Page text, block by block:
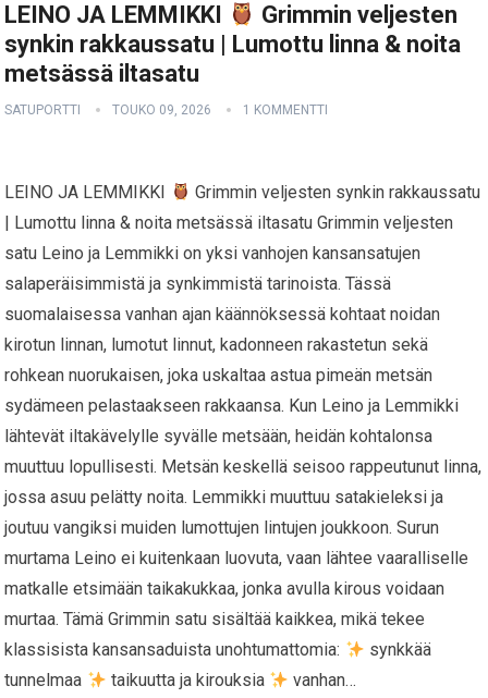
LEINO JA LEMMIKKI
Grimmin veljesten
synkin rakkaussatu | Lumottu linna & noita
metsässä iltasatu
SATUPORTTI TOUKO 09, 2026 1 KOMMENTTI
LEINO JA LEMMIKKI
Grimmin veljesten synkin rakkaussatu
| Lumottu linna & noita metsässä iltasatu Grimmin veljesten
satu Leino ja Lemmikki on yksi vanhojen kansansatujen
salaperäisimmistä ja synkimmistä tarinoista. Tässä
suomalaisessa vanhan ajan käännöksessä kohtaat noidan
kirotun linnan, lumotut linnut, kadonneen rakastetun sekä
rohkean nuorukaisen, joka uskaltaa astua pimeän metsän
sydämeen pelastaakseen rakkaansa. Kun Leino ja Lemmikki
lähtevät iltakävelylle syvälle metsään, heidän kohtalonsa
muuttuu lopullisesti. Metsän keskellä seisoo rappeutunut linna,
jossa asuu pelätty noita. Lemmikki muuttuu satakieleksi ja
joutuu vangiksi muiden lumottujen lintujen joukkoon. Surun
murtama Leino ei kuitenkaan luovuta, vaan lähtee vaaralliselle
matkalle etsimään taikakukkaa, jonka avulla kirous voidaan
murtaa. Tämä Grimmin satu sisältää kaikkea, mikä tekee
klassisista kansansaduista unohtumattomia:
synkkää
tunnelmaa
taikuutta ja kirouksia vanhan…